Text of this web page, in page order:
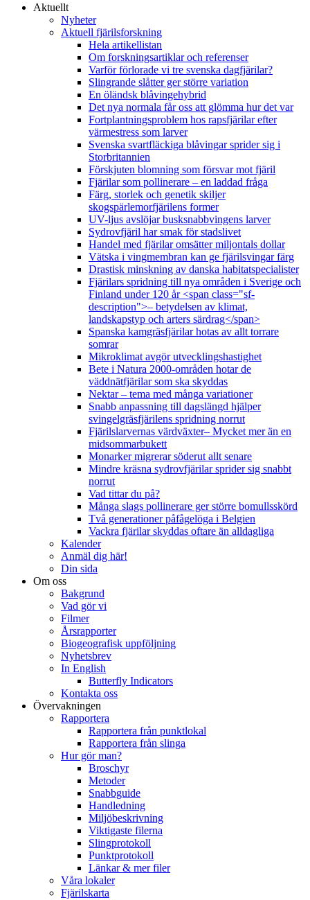
Aktuellt
Nyheter
Aktuell fjärilsforskning
Hela artikellistan
Om forskningsartiklar och referenser
Varför förlorade vi tre svenska dagfjärilar?
Slingrande slåtter ger större variation
En öländsk blåvingehybrid
Det nya normala får oss att glömma hur det var
Fortplantningsproblem hos rapsfjärilar efter
värmestress som larver
Svenska svartfläckiga blåvingar sprider sig i
Storbritannien
Förskjuten blomning som försvar mot fjäril
Fjärilar som pollinerare – en laddad fråga
Färg, storlek och genetik skiljer
skogspärlemorfjärilens former
UV-ljus avslöjar busksnabbvingens larver
Sydrovfjäril har smak för stadslivet
Handel med fjärilar omsätter miljontals dollar
Vätska i vingmembran kan ge fjärilsvingar färg
Drastisk minskning av danska habitatspecialister
Fjärilars spridning till nya områden i Sverige och
Finland under 120 år <span class="sf-
description">– betydelsen av klimat,
landskapstyp och arters särdrag</span>
Spanska kamgräsfjärilar hotas av allt torrare
somrar
Mikroklimat avgör utvecklingshastighet
Bete i Natura 2000-områden hotar de
väddnätfjärilar som ska skyddas
Nektar – tema med många variationer
Snabb anpassning till dagslängd hjälper
svingelgräsfjärilens spridning norrut
Fjärilslarvernas värdväxter– Mycket mer än en
midsommarbukett
Monarker migrerar söderut allt senare
Mindre kräsna sydrovfjärilar sprider sig snabbt
norrut
Vad tittar du på?
Många slags pollinerare ger större bomullsskörd
Två generationer påfågelöga i Belgien
Vackra fjärilar skyddas oftare än alldagliga
Kalender
Anmäl dig här!
Din sida
Om oss
Bakgrund
Vad gör vi
Filmer
Årsrapporter
Biogeografisk uppföljning
Nyhetsbrev
In English
Butterfly Indicators
Kontakta oss
Övervakningen
Rapportera
Rapportera från punktlokal
Rapportera från slinga
Hur gör man?
Broschyr
Metoder
Snabbguide
Handledning
Miljöbeskrivning
Viktigaste filerna
Slingprotokoll
Punktprotokoll
Länkar & mer filer
Våra lokaler
Fjärilskarta